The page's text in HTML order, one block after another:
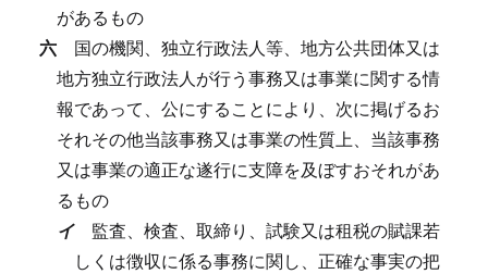
があるもの
六 国の機関、独立行政法人等、地方公共団体又は
地方独立行政法人が行う事務又は事業に関する情
報であって、公にすることにより、次に掲げるお
それその他当該事務又は事業の性質上、当該事務
又は事業の適正な遂行に支障を及ぼすおそれがあ
るもの
イ 監査、検査、取締り、試験又は租税の賦課若
しくは徴収に係る事務に関し、正確な事実の把